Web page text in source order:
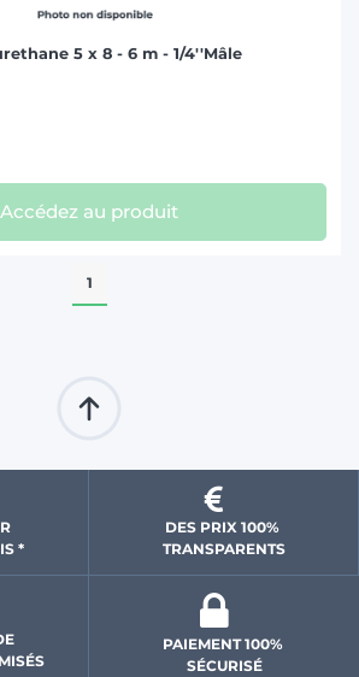
5 x 8 - 6 m - 1/4''Mâle
Accédez au produit
1
*
DES PRIX 100%
TRANSPARENTS
PAIEMENT 100%
SÉCURISÉ